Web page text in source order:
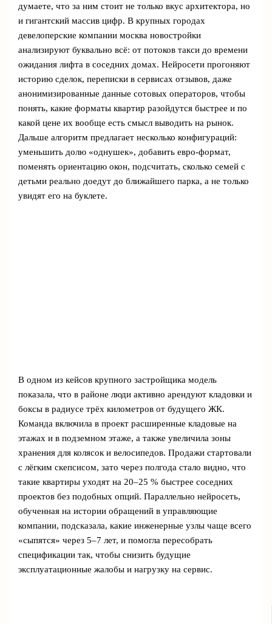
думаете, что за ним стоит не только вкус архитектора, но
и гигантский массив цифр. В крупных городах
девелоперские компании москва новостройки
анализируют буквально всё: от потоков такси до времени
ожидания лифта в соседних домах. Нейросети прогоняют
историю сделок, переписки в сервисах отзывов, даже
анонимизированные данные сотовых операторов, чтобы
понять, какие форматы квартир разойдутся быстрее и по
какой цене их вообще есть смысл выводить на рынок.
Дальше алгоритм предлагает несколько конфигураций:
уменьшить долю «однушек», добавить евро-формат,
поменять ориентацию окон, подсчитать, сколько семей с
детьми реально доедут до ближайшего парка, а не только
увидят его на буклете.
В одном из кейсов крупного застройщика модель
показала, что в районе люди активно арендуют кладовки и
боксы в радиусе трёх километров от будущего ЖК.
Команда включила в проект расширенные кладовые на
этажах и в подземном этаже, а также увеличила зоны
хранения для колясок и велосипедов. Продажи стартовали
с лёгким скепсисом, зато через полгода стало видно, что
такие квартиры уходят на 20–25 % быстрее соседних
проектов без подобных опций. Параллельно нейросеть,
обученная на истории обращений в управляющие
компании, подсказала, какие инженерные узлы чаще всего
«сыпятся» через 5–7 лет, и помогла пересобрать
спецификации так, чтобы снизить будущие
эксплуатационные жалобы и нагрузку на сервис.